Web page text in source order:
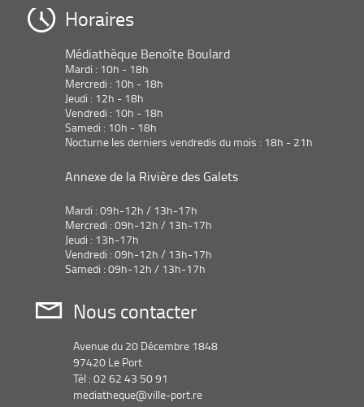
Horaires
Médiathèque Benoîte Boulard
Mardi : 10h - 18h
Mercredi : 10h - 18h
Jeudi : 12h - 18h
Vendredi : 10h - 18h
Samedi : 10h - 18h
Nocturne les derniers vendredis du mois : 18h - 21h
Annexe de la Rivière des Galets
Mardi : 09h-12h / 13h-17h
Mercredi : 09h-12h / 13h-17h
Jeudi : 13h-17h
Vendredi : 09h-12h / 13h-17h
Samedi : 09h-12h / 13h-17h
Nous contacter
Avenue du 20 Décembre 1848
97420 Le Port
Tél : 02 62 43 50 91
mediatheque@ville-port.re